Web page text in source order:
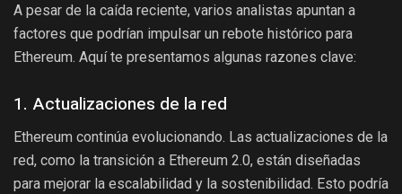
A pesar de la caída reciente, varios analistas apuntan a
factores que podrían impulsar un rebote histórico para
Ethereum. Aquí te presentamos algunas razones clave:
1. Actualizaciones de la red
Ethereum continúa evolucionando. Las actualizaciones de la
red, como la transición a Ethereum 2.0, están diseñadas
para mejorar la escalabilidad y la sostenibilidad. Esto podría